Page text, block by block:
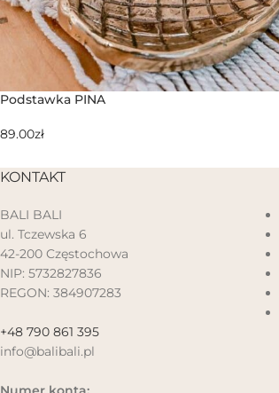
Podstawka PINA
89.00zł
KONTAKT
BALI BALI
ul. Tczewska 6
42-200 Częstochowa
NIP: 5732827836
REGON: 384907283
+48 790 861 395
info@balibali.pl